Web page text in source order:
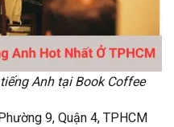
Anh tại Book Coffee
9, Quận 4, TPHCM